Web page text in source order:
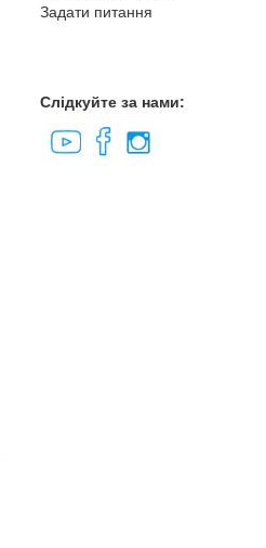
Задати питання
Слідкуйте за нами: